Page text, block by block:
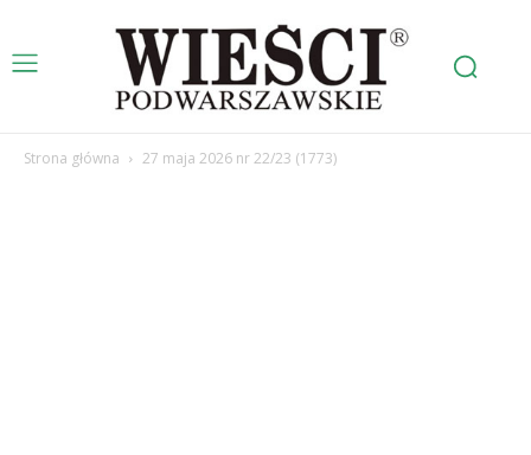
Strona główna 27 maja 2026 nr 22/23 (1773)